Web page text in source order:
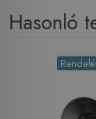
Hasonló